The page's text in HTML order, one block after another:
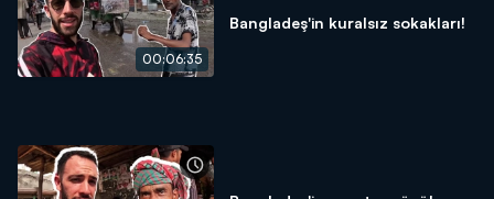
00:06:35
Bangladeş'in kuralsız sokakları!